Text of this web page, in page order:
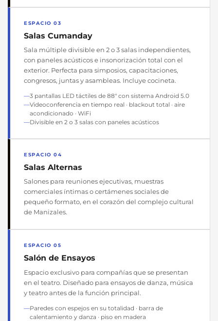
ESPACIO 03
Salas Cumanday
Sala múltiple divisible en 2 o 3 salas independientes,
con paneles acústicos e insonorización total con el
exterior. Perfecta para simposios, capacitaciones,
congresos, juntas y asambleas. Incluye cocineta.
3 pantallas LED táctiles de 88" con sistema Android 5.0
Videoconferencia en tiempo real · blackout total · aire
acondicionado · WiFi
Divisible en 2 o 3 salas con paneles acústicos
ESPACIO 04
Salas Alternas
Salones para reuniones ejecutivas, muestras
comerciales íntimas o certámenes sociales de
pequeño formato, en el corazón del complejo cultural
de Manizales.
ESPACIO 05
Salón de Ensayos
Espacio exclusivo para compañías que se presentan
en el teatro. Diseñado para ensayos de danza, música
y teatro antes de la función principal.
Paredes con espejos en su totalidad · barra de
calentamiento y danza · piso en madera